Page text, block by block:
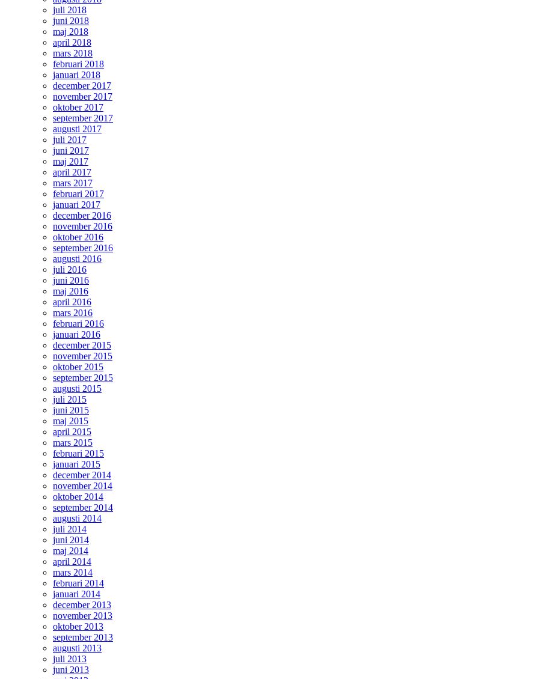
juli 2018
juni 2018
maj 2018
april 2018
mars 2018
februari 2018
januari 2018
december 2017
november 2017
oktober 2017
september 2017
augusti 2017
juli 2017
juni 2017
maj 2017
april 2017
mars 2017
februari 2017
januari 2017
december 2016
november 2016
oktober 2016
september 2016
augusti 2016
juli 2016
juni 2016
maj 2016
april 2016
mars 2016
februari 2016
januari 2016
december 2015
november 2015
oktober 2015
september 2015
augusti 2015
juli 2015
juni 2015
maj 2015
april 2015
mars 2015
februari 2015
januari 2015
december 2014
november 2014
oktober 2014
september 2014
augusti 2014
juli 2014
juni 2014
maj 2014
april 2014
mars 2014
februari 2014
januari 2014
december 2013
november 2013
oktober 2013
september 2013
augusti 2013
juli 2013
juni 2013